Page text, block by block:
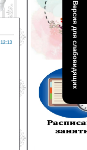
Версия для слабовидящих
12:13